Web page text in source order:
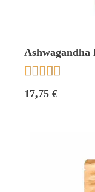
Ashwagandha
caps. Novadiet

17,75 €